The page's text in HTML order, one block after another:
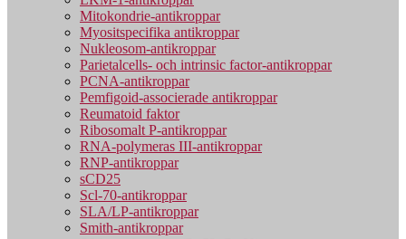
Mitokondrie-antikroppar
Myositspecifika antikroppar
Nukleosom-antikroppar
Parietalcells- och intrinsic factor-antikroppar
PCNA-antikroppar
Pemfigoid-associerade antikroppar
Reumatoid faktor
Ribosomalt P-antikroppar
RNA-polymeras III-antikroppar
RNP-antikroppar
sCD25
Scl-70-antikroppar
SLA/LP-antikroppar
Smith-antikroppar